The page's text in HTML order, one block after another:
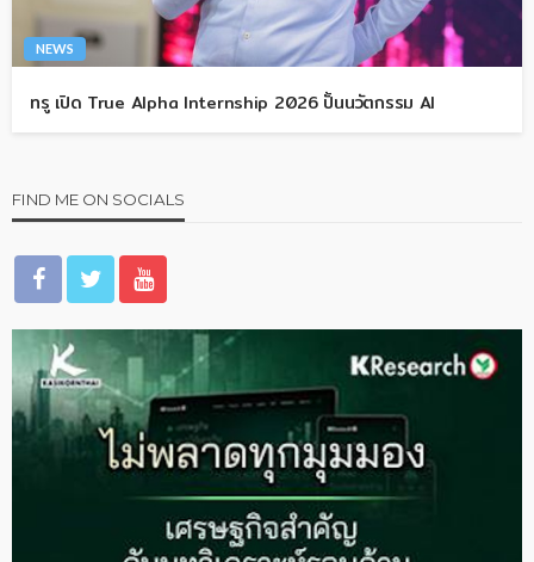
NEWS
ทรู เปิด True Alpha Internship 2026 ปั้นนวัตกรรม AI
FIND ME ON SOCIALS